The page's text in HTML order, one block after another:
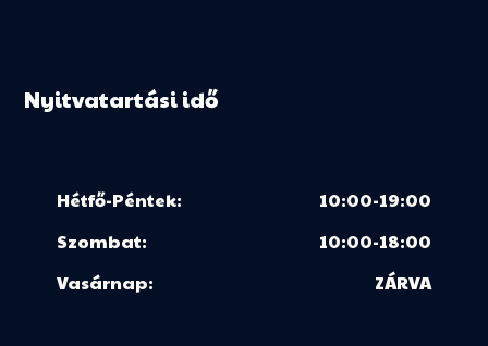
Nyitvatartási idő
Hétfő-Péntek:
10:00-19:00
Szombat:
10:00-18:00
Vasárnap:
ZÁRVA